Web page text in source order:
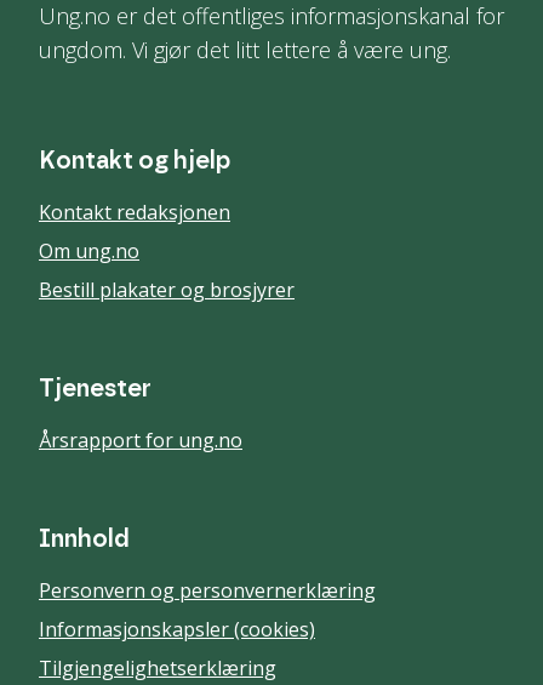
Ung.no er det offentliges informasjonskanal for
ungdom. Vi gjør det litt lettere å være ung.
Kontakt og hjelp
Kontakt redaksjonen
Om ung.no
Bestill plakater og brosjyrer
Tjenester
Årsrapport for ung.no
Innhold
Personvern og personvernerklæring
Informasjonskapsler (cookies)
Tilgjengelighetserklæring